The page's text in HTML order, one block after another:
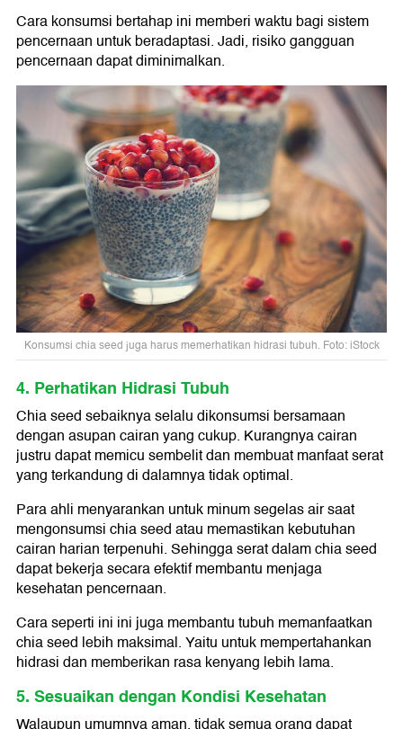
Cara konsumsi bertahap ini memberi waktu bagi sistem
pencernaan untuk beradaptasi. Jadi, risiko gangguan
pencernaan dapat diminimalkan.
Konsumsi chia seed juga harus memerhatikan hidrasi tubuh. Foto: iStock
4. Perhatikan Hidrasi Tubuh
Chia seed sebaiknya selalu dikonsumsi bersamaan
dengan asupan cairan yang cukup. Kurangnya cairan
justru dapat memicu sembelit dan membuat manfaat serat
yang terkandung di dalamnya tidak optimal.
Para ahli menyarankan untuk minum segelas air saat
mengonsumsi chia seed atau memastikan kebutuhan
cairan harian terpenuhi. Sehingga serat dalam chia seed
dapat bekerja secara efektif membantu menjaga
kesehatan pencernaan.
Cara seperti ini ini juga membantu tubuh memanfaatkan
chia seed lebih maksimal. Yaitu untuk mempertahankan
hidrasi dan memberikan rasa kenyang lebih lama.
5. Sesuaikan dengan Kondisi Kesehatan